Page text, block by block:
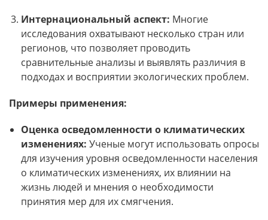
Интернациональный аспект: Многие
исследования охватывают несколько стран или
регионов, что позволяет проводить
сравнительные анализы и выявлять различия в
подходах и восприятии экологических проблем.
Примеры применения:
Оценка осведомленности о климатических
изменениях: Ученые могут использовать опросы
для изучения уровня осведомленности населения
о климатических изменениях, их влиянии на
жизнь людей и мнения о необходимости
принятия мер для их смягчения.